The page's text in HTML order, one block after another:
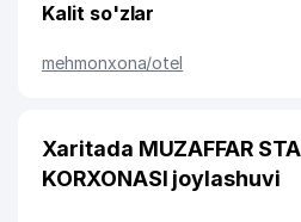
Kalit so'zlar
mehmonxona/otel
Xaritada MUZAFFAR
KORXONASI joylashuvi